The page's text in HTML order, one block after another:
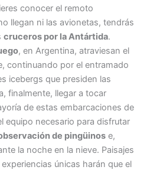
conocer el remoto
llegan ni las avionetas, tendrás
cruceros por la Antártida.
, en Argentina, atraviesan el
continuando por el entramado
icebergs que presiden las
finalmente, llegar a tocar
de estas embarcaciones de
equipo necesario para disfrutar
de pingüinos e,
la noche en la nieve. Paisajes
únicas harán que el